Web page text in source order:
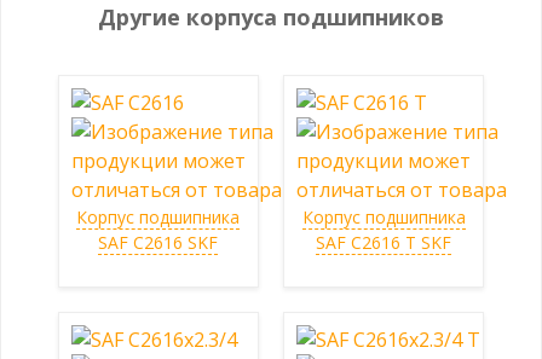
Другие корпуса подшипников
Корпус подшипника
SAF C2616 SKF
Корпус подшипника
SAF C2616 T SKF